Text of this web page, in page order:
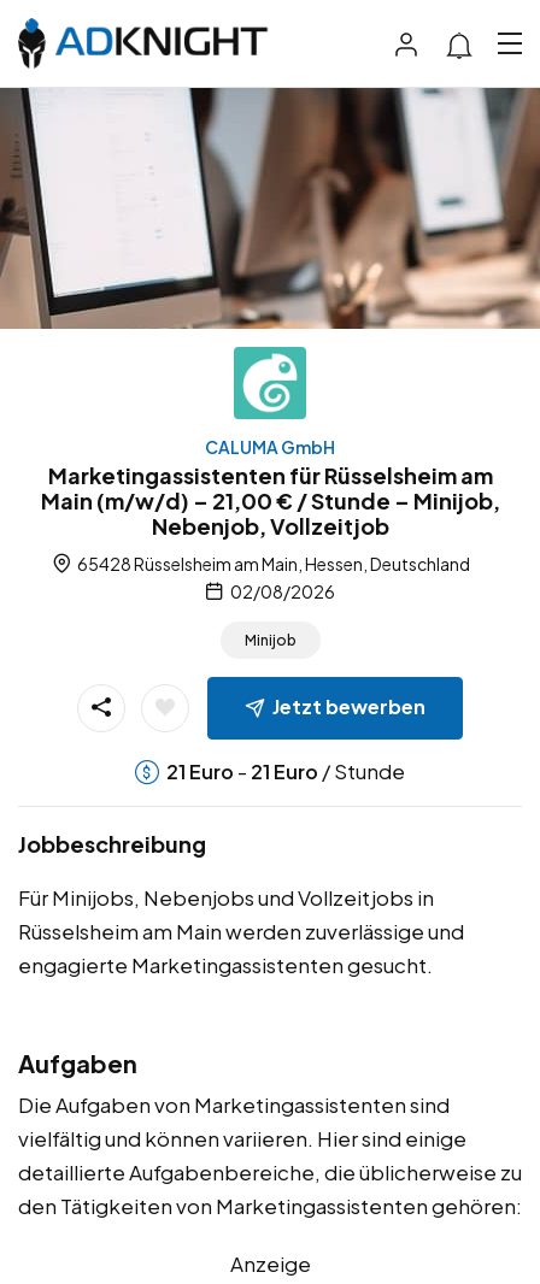
CALUMA GmbH
Marketingassistenten für Rüsselsheim am
Main (m/w/d) – 21,00 € / Stunde – Minijob,
Nebenjob, Vollzeitjob
65428 Rüsselsheim am Main, Hessen, Deutschland
02/08/2026
Minijob
Jetzt bewerben
21 Euro - 21 Euro / Stunde
Jobbeschreibung
Für Minijobs, Nebenjobs und Vollzeitjobs in
Rüsselsheim am Main werden zuverlässige und
engagierte Marketingassistenten gesucht.
Aufgaben
Die Aufgaben von Marketingassistenten sind
vielfältig und können variieren. Hier sind einige
detaillierte Aufgabenbereiche, die üblicherweise zu
den Tätigkeiten von Marketingassistenten gehören:
Anzeige